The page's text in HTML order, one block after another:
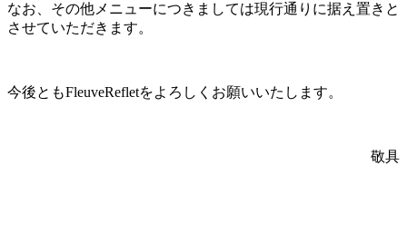
なお、その他メニューにつきましては現行通りに据え置きと
させていただきます。
今後ともFleuveRefletをよろしくお願いいたします。
敬具